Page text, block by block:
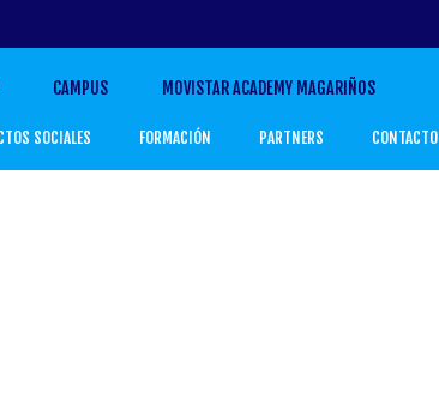
CAMPUS MOVISTAR ACADEMY MAGARIÑOS
SOCIALES FORMACIÓN PARTNERS CONTACTO